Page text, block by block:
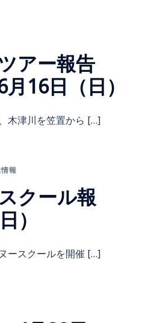
アー報告
16日（日）
木津川を笠置から […]
報
クール報
）
ースクールを開催 […]